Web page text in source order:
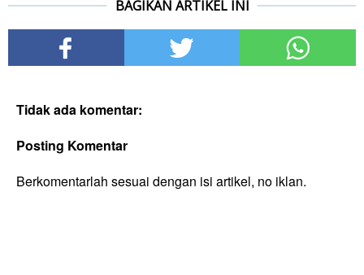
Tidak ada komentar:
Posting Komentar
Berkomentarlah sesuai dengan isi artikel, no iklan.